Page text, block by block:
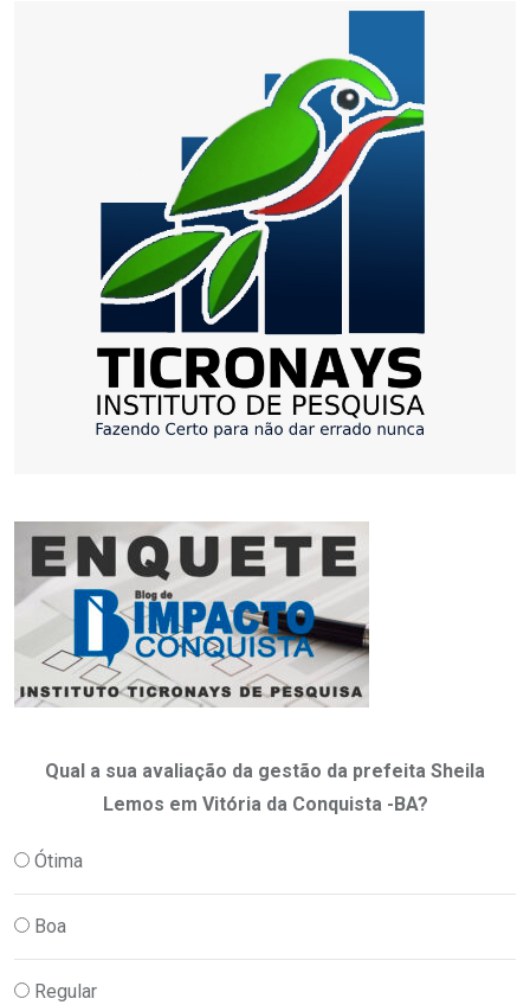
Qual a sua avaliação da gestão da prefeita Sheila
Lemos em Vitória da Conquista -BA?
Ótima
Boa
Regular